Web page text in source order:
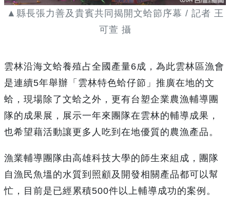
▲縣長張力善及貴賓共同揭開文蛤節序幕 / 記者 王
可萱 攝
雲林沿海文蛤養殖占全國產量6成，為此雲林區漁會
是連續5年舉辦「雲林特色蛤仔節」推廣在地的文
蛤，現場除了文蛤之外，更有台塑企業農漁輔導團
隊的成果展，展示一年來團隊在雲林的輔導成果，
也希望藉活動讓更多人吃到在地優質的農漁產品。
漁業輔導團隊由高雄科技大學的師生來組成，團隊
自漁民魚塭的水質到照顧及開發相關產品都可以幫
忙，目前是已經累積500件以上輔導成功的案例。